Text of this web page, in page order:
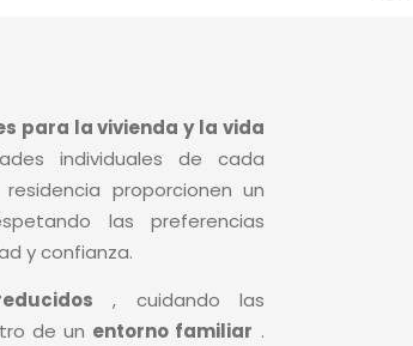
para la vivienda y la vida
individuales de cada
proporcionen un
las preferencias
y confianza.
, cuidando las
de un entorno familiar .